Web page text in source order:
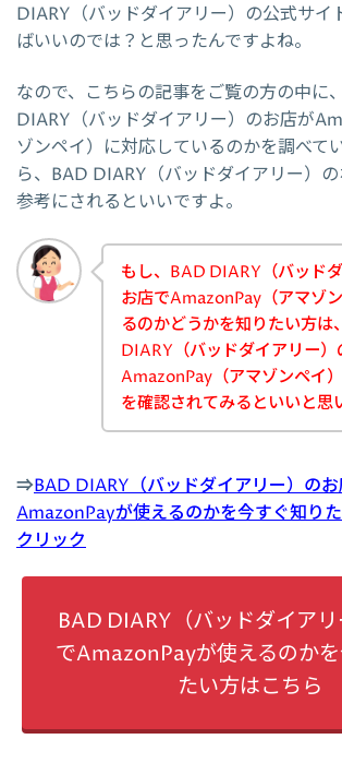
DIARY（バッドダイアリー）の公式サイ
ばいいのでは？と思ったんですよね。
なので、こちらの記事をご覧の方の中に
DIARY（バッドダイアリー）のお店が
ゾンペイ）に対応しているのかを調べて
ら、BAD DIARY（バッドダイアリー）
参考にされるといいですよ。
もし、BAD DIARY（バッド
お店でAmazonPay（アマゾ
るのかどうかを知りたい方は
DIARY（バッドダイアリー）
AmazonPay（アマゾンペイ
を確認されてみるといいと思
⇒BAD DIARY（バッドダイアリー）の
AmazonPayが使えるのかを今すぐ知り
クリック
BAD DIARY（バッドダイア
でAmazonPayが使えるのか
たい方はこちら